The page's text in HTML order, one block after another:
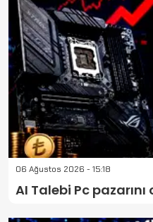
06 Ağustos 2026 - 15:18
AI Talebi Pc